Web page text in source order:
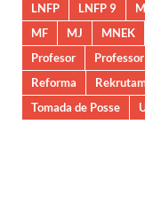
LNFP
LNFP 9
MF
MJ MNEK
Profesor
Professor
Reforma
Tomada de Posse